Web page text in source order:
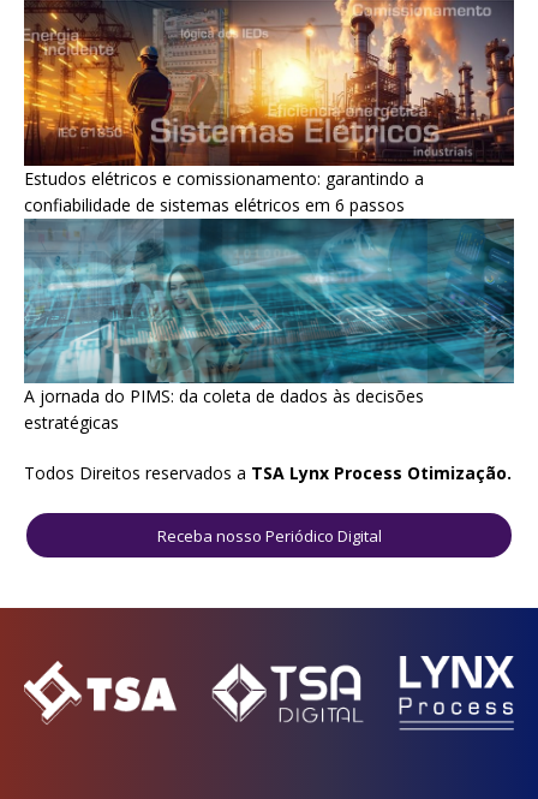
Estudos elétricos e comissionamento: garantindo a
confiabilidade de sistemas elétricos em 6 passos
A jornada do PIMS: da coleta de dados às decisões
estratégicas
Todos Direitos reservados a TSA Lynx Process Otimização.
Receba nosso Periódico Digital